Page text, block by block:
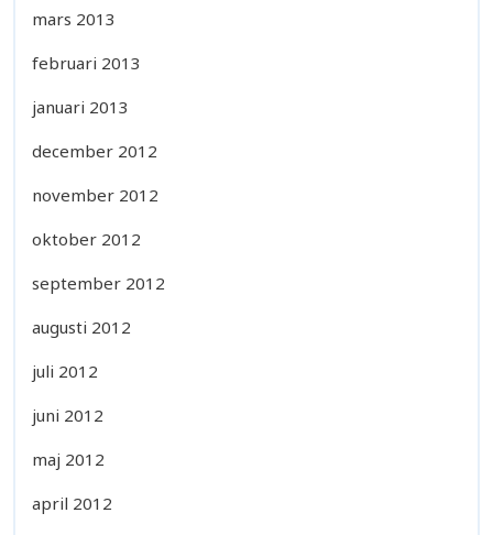
mars 2013
februari 2013
januari 2013
december 2012
november 2012
oktober 2012
september 2012
augusti 2012
juli 2012
juni 2012
maj 2012
april 2012